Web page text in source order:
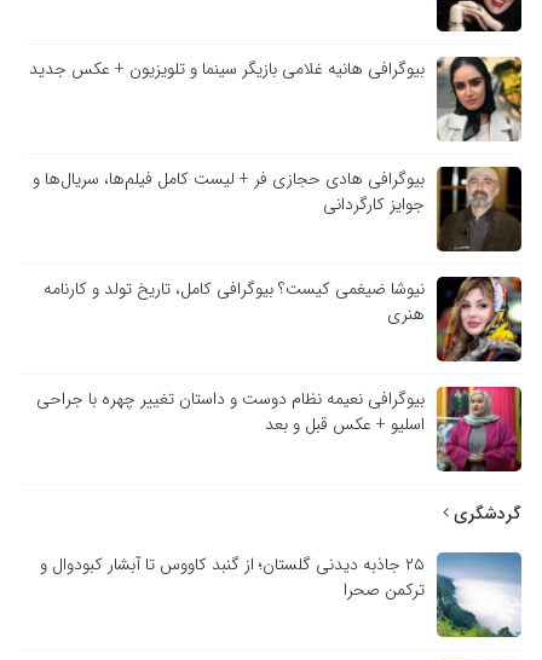
بیوگرافی هانیه غلامی بازیگر سینما و تلویزیون + عکس جدید
بیوگرافی هادی حجازی فر + لیست کامل فیلم‌ها، سریال‌ها و
جوایز کارگردانی
نیوشا ضیغمی کیست؟ بیوگرافی کامل، تاریخ تولد و کارنامه
هنری
بیوگرافی نعیمه نظام دوست و داستان تغییر چهره با جراحی
اسلیو + عکس قبل و بعد
۲۵ جاذبه دیدنی گلستان؛ از گنبد کاووس تا آبشار کبودوال و
ترکمن صحرا